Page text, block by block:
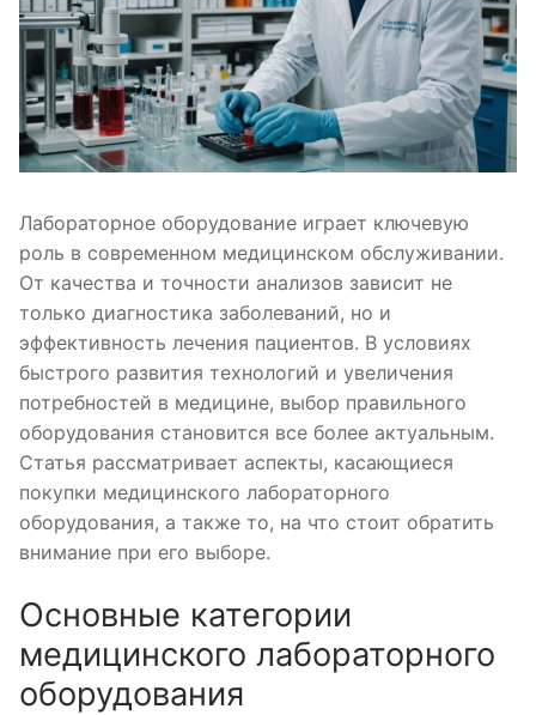
Лабораторное оборудование играет ключевую
роль в современном медицинском обслуживании.
От качества и точности анализов зависит не
только диагностика заболеваний, но и
эффективность лечения пациентов. В условиях
быстрого развития технологий и увеличения
потребностей в медицине, выбор правильного
оборудования становится все более актуальным.
Статья рассматривает аспекты, касающиеся
покупки медицинского лабораторного
оборудования, а также то, на что стоит обратить
внимание при его выборе.
Основные категории
медицинского лабораторного
оборудования